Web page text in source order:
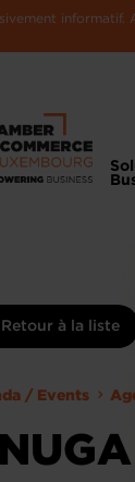
Retour à la liste
/ Events